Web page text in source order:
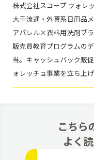
株式会社スコープ ウォレ
大手流通・外資系日用品
アパレル×衣料用洗剤ブ
販売員教育プログラムの
当。キャッシュバック販
ォレッチョ事業を立ち上げ
こちら
よく